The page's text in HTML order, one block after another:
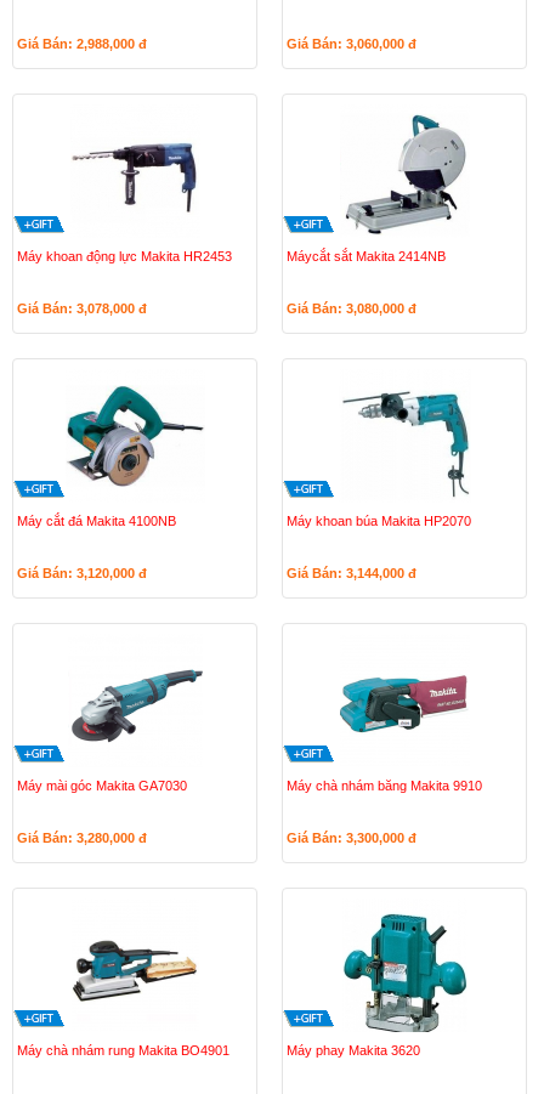
Giá Bán: 2,988,000 đ Giá Bán: 3,060,000 đ
Máy khoan động lực Makita HR2453
Giá Bán: 3,078,000 đ
Máycắt sắt Makita 2414NB
Giá Bán: 3,080,000 đ
Máy cắt đá Makita 4100NB
Giá Bán: 3,120,000 đ
Máy khoan búa Makita HP2070
Giá Bán: 3,144,000 đ
Máy mài góc Makita GA7030
Giá Bán: 3,280,000 đ
Máy chà nhám băng Makita 9910
Giá Bán: 3,300,000 đ
Máy chà nhám rung Makita BO4901 Máy phay Makita 3620